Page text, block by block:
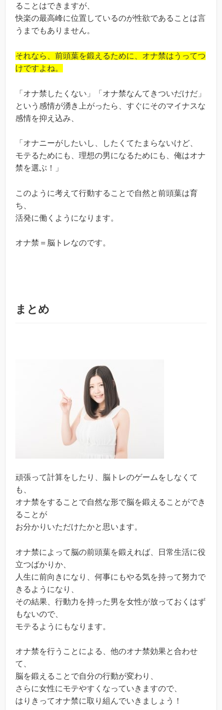
ることはできますが、
快楽の最高峰に位置しているのが性欲であることは言
うまでもありません。
それなら、前頭葉を鍛えるために、オナ禁はうってつ
けですよね。
「オナ禁したくない」「オナ禁なんてきついだけだ」
という感情が湧き上がったら、すぐにそのマイナスな
感情を抑え込み、
「オナニーがしたいし、したくてたまらないけど、
モテるためにも、理想の男になるためにも、俺はオナ
禁を選ぶ！」
このように考えて行動することで自然と前頭葉は育
ち、
活発に働くようになります。
オナ禁＝脳トレなのです。
まとめ
頑張って計算をしたり、脳トレのゲームをしなくて
も、
オナ禁をすることで自然な形で脳を鍛えることができ
ることが
お分かりいただけたかと思います。
オナ禁によって脳の前頭葉を鍛えれば、日常生活に役
立つばかりか、
人生に前向きになり、何事にもやる気を持って努力で
きるようになり、
その結果、行動力を持った男を女性が放っておくはず
もないので、
モテるようにもなります。
オナ禁を行うことによる、他のオナ禁効果と合わせ
て、
脳を鍛えることで自分の行動が変わり、
さらに女性にモテやすくなっていきますので、
はりきってオナ禁に取り組んでいきましょう！